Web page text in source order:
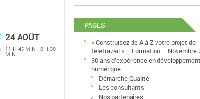
24 AOÛT
11 H 45 MIN - 0 H 30
MIN
PAGES
« Construisez de A à Z votre projet de
télétravail » – Formation – Novembre
30 ans d’expérience en
numérique
Démarche Qualité
Les consultants
Nos partenaires